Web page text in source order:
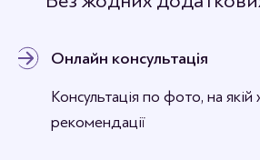
Онлайн консультація
Консультація по фото, на якій
рекомендації